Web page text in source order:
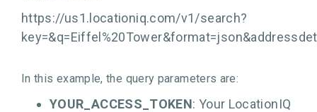
https://us1.locationiq.com/v1/search?
key=
In this example, the query parameters are:
YOUR_ACCESS_TOKEN: Your LocationIQ